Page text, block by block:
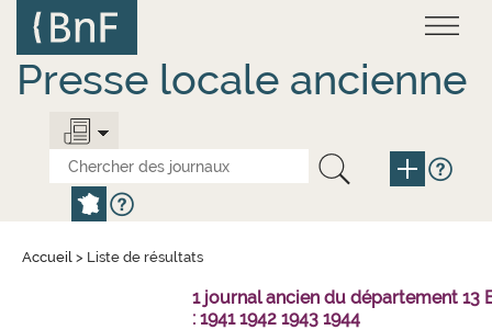
contenu
principal
Presse locale ancienne
Accueil > Liste de résultats
1 journal ancien du département
: 1941 1942 1943 1944
Panneau de gestion des cookies